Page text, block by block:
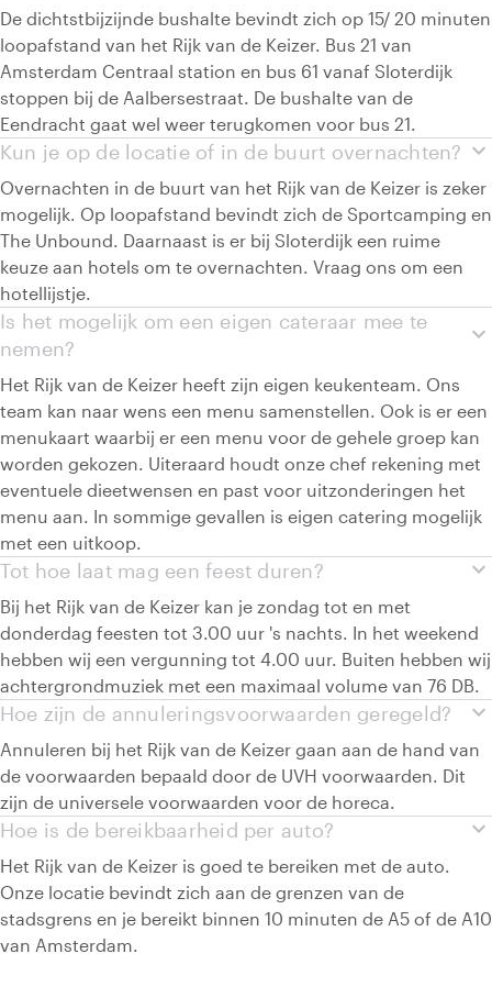
De dichtstbijzijnde bushalte bevindt zich op 15/ 20 minuten
loopafstand van het Rijk van de Keizer. Bus 21 van
Amsterdam Centraal station en bus 61 vanaf Sloterdijk
stoppen bij de Aalbersestraat. De bushalte van de
Eendracht gaat wel weer terugkomen voor bus 21.
expand_more
Kun je op de locatie of in de buurt overnachten?
Overnachten in de buurt van het Rijk van de Keizer is zeker
mogelijk. Op loopafstand bevindt zich de Sportcamping en
The Unbound. Daarnaast is er bij Sloterdijk een ruime
keuze aan hotels om te overnachten. Vraag ons om een
hotellijstje.
expand_more
Is het mogelijk om een eigen cateraar mee te
nemen?
Het Rijk van de Keizer heeft zijn eigen keukenteam. Ons
team kan naar wens een menu samenstellen. Ook is er een
menukaart waarbij er een menu voor de gehele groep kan
worden gekozen. Uiteraard houdt onze chef rekening met
eventuele dieetwensen en past voor uitzonderingen het
menu aan. In sommige gevallen is eigen catering mogelijk
met een uitkoop.
expand_more
Tot hoe laat mag een feest duren?
Bij het Rijk van de Keizer kan je zondag tot en met
donderdag feesten tot 3.00 uur 's nachts. In het weekend
hebben wij een vergunning tot 4.00 uur. Buiten hebben wij
achtergrondmuziek met een maximaal volume van 76 DB.
expand_more
Hoe zijn de annuleringsvoorwaarden geregeld?
Annuleren bij het Rijk van de Keizer gaan aan de hand van
de voorwaarden bepaald door de UVH voorwaarden. Dit
zijn de universele voorwaarden voor de horeca.
expand_more
Hoe is de bereikbaarheid per auto?
Het Rijk van de Keizer is goed te bereiken met de auto.
Onze locatie bevindt zich aan de grenzen van de
stadsgrens en je bereikt binnen 10 minuten de A5 of de A10
van Amsterdam.